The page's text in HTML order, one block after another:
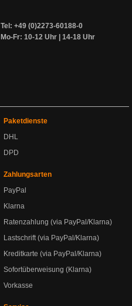
Tel: +49 (0)2273-60188-0
Mo-Fr: 10-12 Uhr | 14-18 Uhr
Paketdienste
DHL
DPD
Zahlungsarten
PayPal
Klarna
Ratenzahlung (via PayPal/Klarna)
Lastschrift (via PayPal/Klarna)
Kreditkarte (via PayPal/Klarna)
Sofortüberweisung (Klarna)
Vorkasse